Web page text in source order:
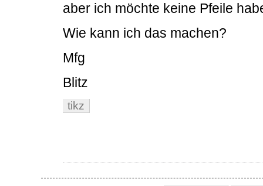
aber ich möchte keine Pfeile
Wie kann ich das machen?
Mfg
Blitz
tikz